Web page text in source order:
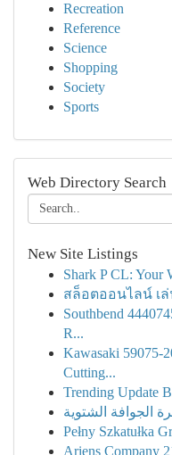
Recreation
Reference
Science
Shopping
Society
Sports
Web Directory Search
New Site Listings
Shark P CL: Your
สล็อตออนไลน์ เล่
Southbend
R...
Kawasaki 59075-
Cutting...
Trending Update
Pełny Szkatułka
Ariens Company